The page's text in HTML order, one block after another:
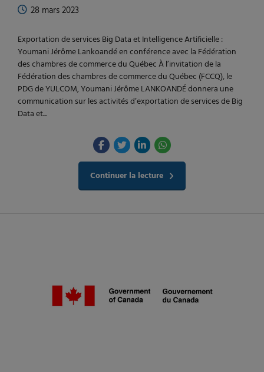
28 mars 2023
Exportation de services Big Data et Intelligence Artificielle :
Youmani Jérôme Lankoandé en conférence avec la Fédération
des chambres de commerce du Québec À l’invitation de la
Fédération des chambres de commerce du Québec (FCCQ), le
PDG de YULCOM, Youmani Jérôme LANKOANDÉ donnera une
communication sur les activités d’exportation de services de Big
Data et...
Continuer la lecture